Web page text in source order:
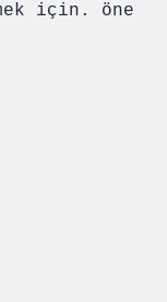
için. öne